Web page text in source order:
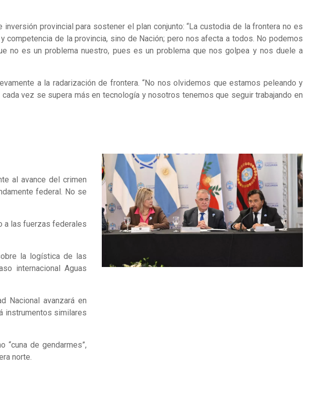
inversión provincial para sostener el plan conjunto: “La custodia de la frontera no es
competencia de la provincia, sino de Nación; pero nos afecta a todos. No podemos
no es un problema nuestro, pues es un problema que nos golpea y nos duele a
a la radarización de frontera. “No nos olvidemos que estamos peleando y
cada vez se supera más en tecnología y nosotros tenemos que seguir trabajando en
al avance del crimen
federal. No se
a las fuerzas federales
la logística de las
internacional Aguas
Nacional avanzará en
instrumentos similares
“cuna de gendarmes”,
norte.